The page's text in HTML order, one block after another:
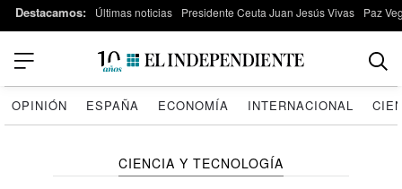
Destacamos: Últimas noticias Presidente Ceuta Juan Jesús Vivas Paz
OPINIÓN ESPAÑA ECONOMÍA INTERNACIONAL
CIENCIA Y TECNOLOGÍA